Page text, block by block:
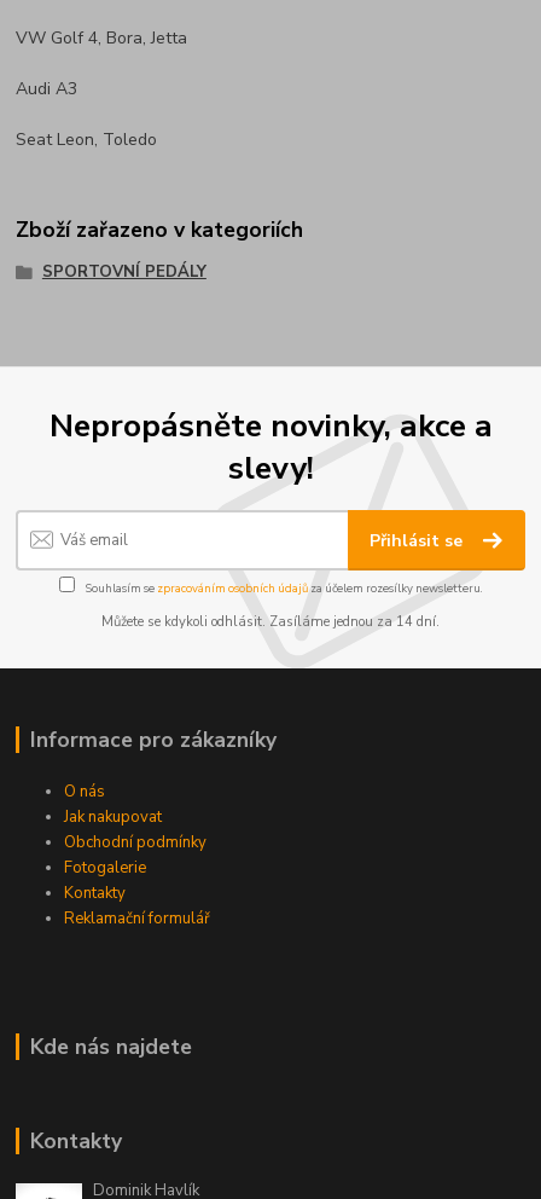
VW Golf 4, Bora, Jetta
Audi A3
Seat Leon, Toledo
Zboží zařazeno v kategoriích
SPORTOVNÍ PEDÁLY
Nepropásněte novinky, akce a
slevy!
Přihlásit se
Souhlasím se zpracováním osobních údajůza účelem rozesílky newsletteru.
Můžete se kdykoli odhlásit. Zasíláme jednou za 14 dní.
Informace pro zákazníky
O nás
Jak nakupovat
Obchodní podmínky
Fotogalerie
Kontakty
Reklamační formulář
Kde nás najdete
Kontakty
Dominik Havlík